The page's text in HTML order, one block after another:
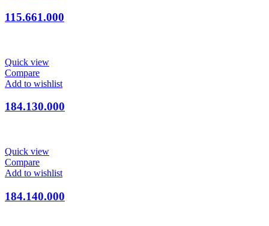
115.661.000
Quick view
Compare
Add to wishlist
184.130.000
Quick view
Compare
Add to wishlist
184.140.000